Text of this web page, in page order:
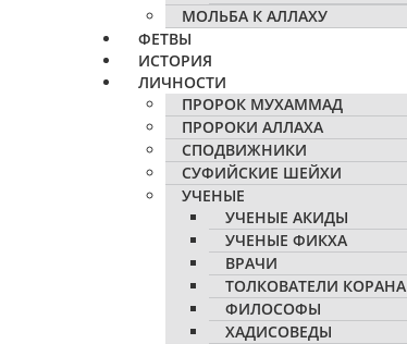
МОЛЬБА К АЛЛАХУ
ФЕТВЫ
ИСТОРИЯ
ЛИЧНОСТИ
ПРОРОК МУХАММАД
ПРОРОКИ АЛЛАХА
СПОДВИЖНИКИ
СУФИЙСКИЕ ШЕЙХИ
УЧЕНЫЕ
УЧЕНЫЕ АКИДЫ
УЧЕНЫЕ ФИКХА
ВРАЧИ
ТОЛКОВАТЕЛИ КОРАНА
ФИЛОСОФЫ
ХАДИСОВЕДЫ